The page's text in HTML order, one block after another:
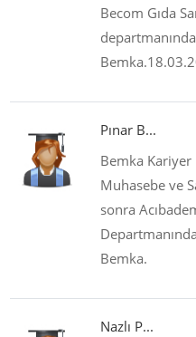
Becom Gıda
Pınar B...
Bemka Kariyer
Muhasebe ve
sonra
Bemka.
Nazlı P...